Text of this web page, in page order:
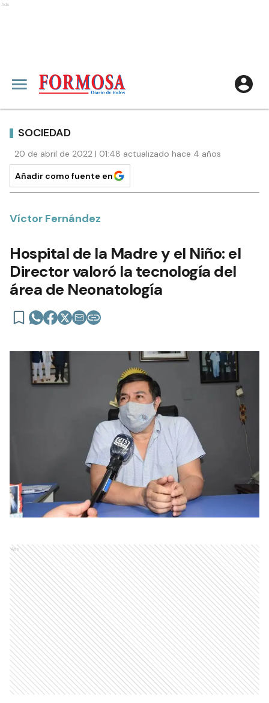
Ads
SOCIEDAD
20 de abril de 2022 | 01:48 actualizado hace 4 años
Añadir como fuente en
Víctor Fernández
Hospital de la Madre y el Niño: el
Director valoró la tecnología del
área de Neonatología
Ads